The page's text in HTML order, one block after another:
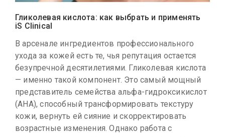
Гликолевая кислота: как выбрать и применять
iS Clinical
В арсенале ингредиентов профессионального
ухода за кожей есть те, чья репутация остается
безупречной десятилетиями. Гликолевая кислота
— именно такой компонент. Это самый мощный
представитель семейства альфа-гидроксикислот
(AHA), способный трансформировать текстуру
кожи, вернуть ей сияние и скорректировать
возрастные изменения. Однако работа с